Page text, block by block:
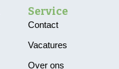
Service
Contact
Vacatures
Over ons